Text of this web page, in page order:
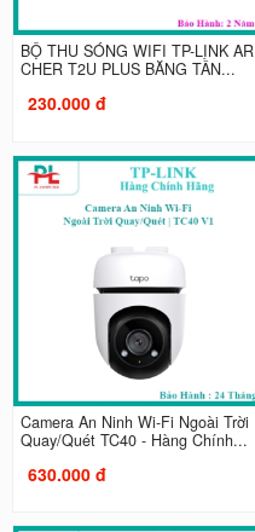
BỘ THU SÓNG WIFI TP-LINK AR
CHER T2U PLUS BĂNG TẦN...
230.000 đ
Camera An Ninh Wi-Fi Ngoài Trời
Quay/Quét TC40 - Hàng Chính...
630.000 đ